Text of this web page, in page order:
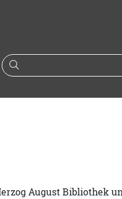
August Bibliothek